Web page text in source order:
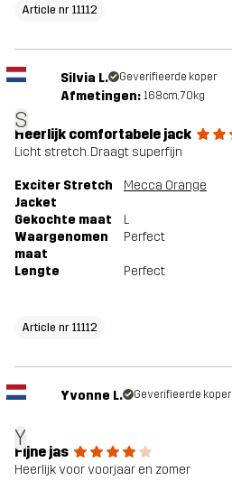
Article nr 11112
S
Silvia L. Geverifieerde koper
Afmetingen: 168cm, 70kg
Heerlijk comfortabele jack
Licht stretch. Draagt superfijn
Exciter Stretch
Jacket
Mecca Orange
Gekochte maat
L
Waargenomen
maat
Perfect
Lengte Perfect
Article nr 11112
Y
Yvonne L. Geverifieerde koper
Fijne jas
Heerlijk voor voorjaar en zomer